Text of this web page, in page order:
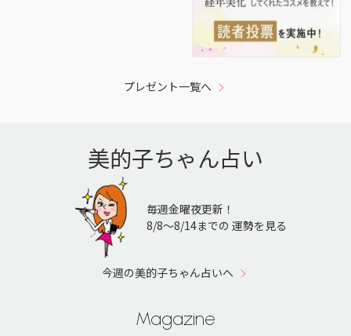
プレゼント一覧へ
美的子ちゃん占い
毎週金曜夜更新！
8/8〜8/14までの 運勢を見る
今週の美的子ちゃん占いへ
Magazine